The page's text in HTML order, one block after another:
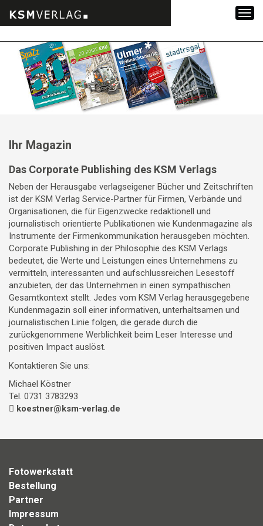
Inhalt
springen
Ihr Magazin
Das Corporate Publishing des KSM Verlags
Neben der Herausgabe verlagseigener Bücher und Zeitschriften
ist der KSM Verlag Service-Partner für Firmen, Verbände und
Organisationen, die für Eigenzwecke redaktionell und
journalistisch orientierte Publikationen wie Kundenmagazine als
Instrumente der Firmenkommunikation herausgeben möchten.
Corporate Publishing in der Philosophie des KSM Verlags
bedeutet, die Werte und Leistungen eines Unternehmens zu
vermitteln, interessanten und aufschlussreichen Lesestoff
anzubieten, der das Unternehmen in einen sympathischen
Gesamtkontext stellt. Jedes vom KSM Verlag herausgegebene
Kundenmagazin soll einer informativen, unterhaltsamen und
journalistischen Linie folgen, die gerade durch die
zurückgenommene Werblichkeit beim Leser Interesse und
positiven Impact auslöst.
Kontaktieren Sie uns:
Michael Köstner
Tel. 0731 3783293
koestner@ksm-verlag.de
Fotowerkstatt
Bestellung
Partner
Impressum